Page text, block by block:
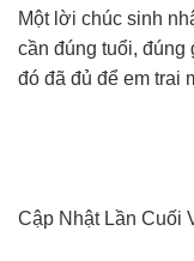
Một lời chúc sinh
cần đúng tuổi, đúng
đó đã đủ để em trai
Cập Nhật Lần Cuối